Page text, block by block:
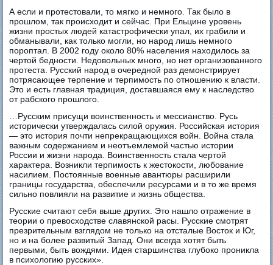
А если и протестовали, то мягко и немного. Так было в
прошлом, так происходит и сейчас. При Ельцине уровень
жизни простых людей катастрофически упал, их грабили и
обманывали, как только могли, но народ лишь немного
пороптал. В 2002 году около 80% населения находилось за
чертой бедности. Недовольных много, но нет организованного
протеста. Русский народ в очередной раз демонстрирует
потрясающее терпение и терпимость по отношению к власти.
Это и есть главная традиция, доставшаяся ему к наследство
от рабского прошлого.
…Русским присущи воинственность и мессианство. Русь
исторически утверждалась силой оружия. Российская история
— это история почти непрекращающихся войн. Война стала
важным содержанием и неотъемлемой частью истории
России и жизни народа. Воинственность стала чертой
характера. Возникли терпимость к жестокости, любование
насилием. Постоянные военные авантюры расширили
границы государства, обеспечили ресурсами и в то же время
сильно повлияли на развитие и жизнь общества.
Русские считают себя выше других. Это нашло отражение в
теории о превосходстве славянской расы. Русские смотрят
презрительным взглядом не только на отсталые Восток и Юг,
но и на более развитый Запад. Они всегда хотят быть
первыми, быть вождями. Идея старшинства глубоко проникла
в психологию русских».